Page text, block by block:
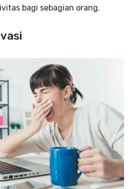
bagi sebagian orang.